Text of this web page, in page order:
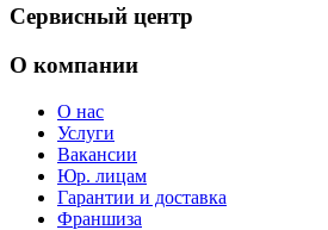
Сервисный центр
О компании
О нас
Услуги
Вакансии
Юр. лицам
Гарантии и доставка
Франшиза